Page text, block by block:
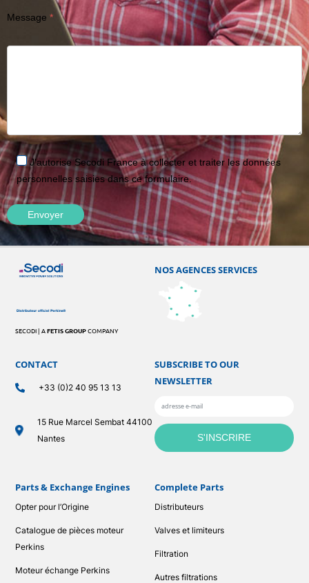
Message
J'autorise Secodi France à collecter et traiter les données
personnelles saisies dans ce formulaire.
SECODI | AFETIS GROUPCOMPANY
Parts & Exchange Engines
Opter pour l’Origine
Catalogue de pièces moteur
Perkins
Moteur échange Perkins
CONTACT
+33 (0)2 40 95 13 13
15 Rue Marcel Sembat 44100
Nantes
Complete Parts
Distributeurs
Valves et limiteurs
Filtration
Autres filtrations
NOS AGENCES SERVICES
SUBSCRIBE TO OUR
NEWSLETTER